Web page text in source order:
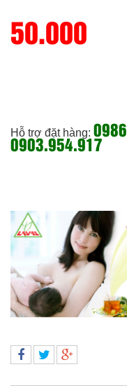
50.000
Hỗ trợ đặt hàng:
0903.954.917